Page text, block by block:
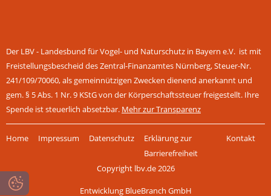
Der LBV - Landesbund für Vogel- und Naturschutz in Bayern e.V. ist mit
Freistellungsbescheid des Zentral-Finanzamtes Nürnberg, Steuer-Nr.
241/109/70060, als gemeinnützigen Zwecken dienend anerkannt und
gem. § 5 Abs. 1 Nr. 9 KStG von der Körperschaftssteuer freigestellt. Ihre
Spende ist steuerlich absetzbar. Mehr zur Transparenz
überspringen
Home Impressum Datenschutz
Erklärung zur
Barrierefreiheit
Kontakt
Copyright lbv.de 2026
Entwicklung BlueBranch GmbH